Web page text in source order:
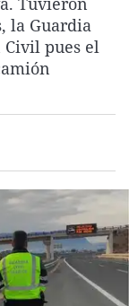
rosa de los vientos
viajera
el perro y el
de
Rioja
la Guardia
pues el